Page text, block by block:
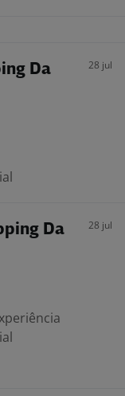
Da
28 jul
Da
28 jul